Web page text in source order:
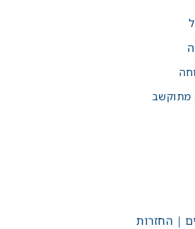
מתוקשב
| החזרות